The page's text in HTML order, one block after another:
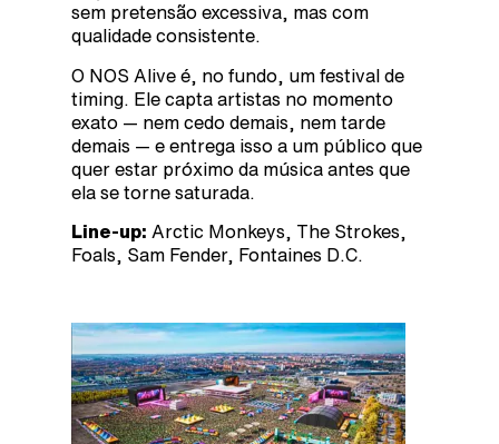
sem pretensão excessiva, mas com
qualidade consistente.
O NOS Alive é, no fundo, um festival de
timing. Ele capta artistas no momento
exato — nem cedo demais, nem tarde
demais — e entrega isso a um público que
quer estar próximo da música antes que
ela se torne saturada.
Line-up: Arctic Monkeys, The Strokes,
Foals, Sam Fender, Fontaines D.C.